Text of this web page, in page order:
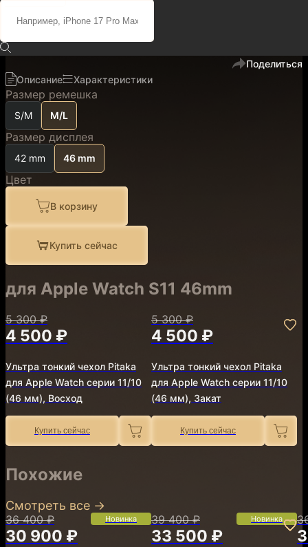
39 400 ₽33 500 ₽
Поделиться
Описание
Характеристики
Размер ремешка
S/M M/L
Размер дисплея
42 mm 46 mm
Цвет
В корзину
Купить сейчас
для Apple Watch S11 46mm
5 300 ₽
4 500 ₽
Ультра тонкий чехол Pitaka
для Apple Watch серии 11/10
(46 мм), Восход
Купить сейчас
5 300 ₽
4 500 ₽
Ультра тонкий чехол Pitaka
для Apple Watch серии 11/10
(46 мм), Закат
Купить сейчас
Похожие
Смотреть все →
36 400 ₽
30 900 ₽
Новинка 39 400 ₽
33 500 ₽
Новинка